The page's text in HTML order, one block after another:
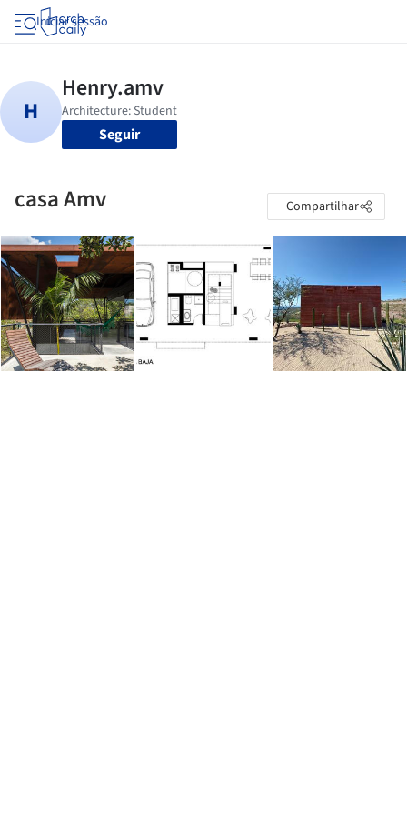
Iniciar sessão
Seguir
casa Amv Compartilhar